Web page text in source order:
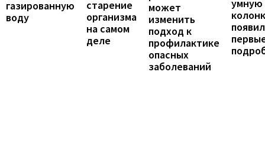
газированную
воду
старение
организма
на самом
деле
может
изменить
подход к
профилактике
опасных
заболеваний
умную